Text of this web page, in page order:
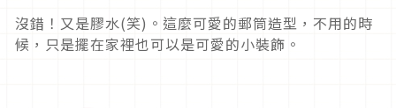
沒錯！又是膠水(笑)。這麼可愛的郵筒造型，不用的時
候，只是擺在家裡也可以是可愛的小裝飾。